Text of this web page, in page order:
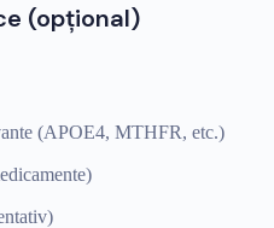
(opțional)
(APOE4, MTHFR, etc.)